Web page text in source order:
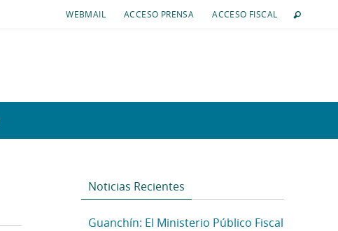
WEBMAIL ACCESO PRENSA ACCESO FISCAL
Noticias Recientes
Guanchín: El Ministerio Público Fiscal